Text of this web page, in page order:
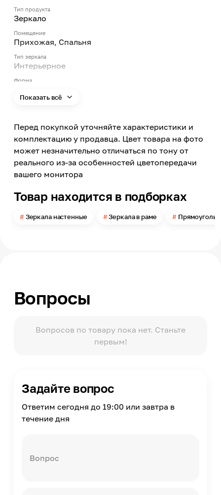
Тип продукта
Зеркало
Помещение
Прихожая, Спальня
Тип зеркала
Интерьерное
Форма
Габаритный размер
790х1400
Высота
1400
Ширина
Глубина
Материал
МДФ
Эмаль
Показать всё
Перед покупкой уточняйте характеристики и
комплектацию у продавца. Цвет товара на фото
может незначительно отличаться по тону от
реального из-за особенностей цветопередачи
вашего монитора
Товар находится в подборках
Зеркала настенные Зеркала в раме
Вопросы
Вопросов по товару пока нет. Станьте
первым!
Задайте вопрос
Ответим сегодня до 19:00 или завтра в
течение дня
Вопрос